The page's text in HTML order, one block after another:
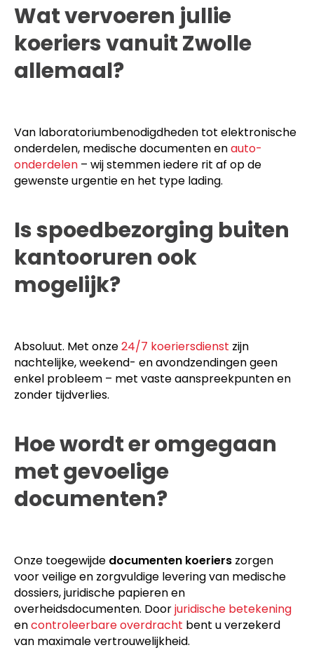
Wat vervoeren jullie
koeriers vanuit Zwolle
allemaal?
Van laboratoriumbenodigdheden tot elektronische
onderdelen, medische documenten enauto-
onderdelen – wij stemmen iedere rit af op de
gewenste urgentie en het type lading.
Is spoedbezorging buiten
kantooruren ook
mogelijk?
Absoluut. Met onze24/7 koeriersdienst zijn
nachtelijke, weekend- en avondzendingen geen
enkel probleem – met vaste aanspreekpunten en
zonder tijdverlies.
Hoe wordt er omgegaan
met gevoelige
documenten?
Onze toegewijde documenten koeriers zorgen
voor veilige en zorgvuldige levering van medische
dossiers, juridische papieren en
overheidsdocumenten. Doorjuridische betekening
encontroleerbare overdracht bent u verzekerd
van maximale vertrouwelijkheid.